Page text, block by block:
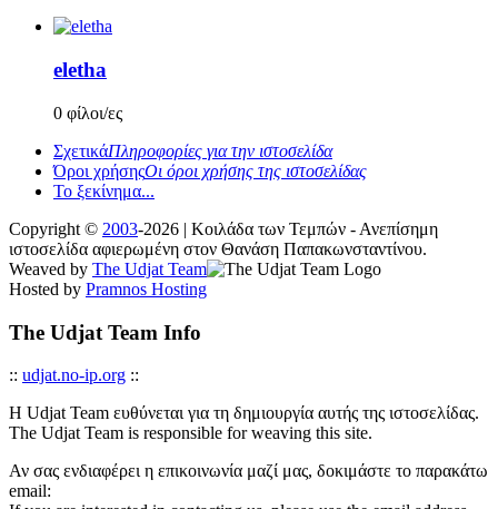
eletha
0 φίλοι/ες
ΣχετικάΠληροφορίες για την ιστοσελίδα
Όροι χρήσηςΟι όροι χρήσης της ιστοσελίδας
Το ξεκίνημα...
Copyright © 2003-2026 | Κοιλάδα των Τεμπών - Ανεπίσημη
ιστοσελίδα αφιερωμένη στον Θανάση Παπακωνσταντίνου.
Weaved by The Udjat Team
Hosted by Pramnos Hosting
The Udjat Team Info
:: udjat.no-ip.org ::
Η Udjat Team ευθύνεται για τη δημιουργία αυτής της ιστοσελίδας.
The Udjat Team is responsible for weaving this site.
Αν σας ενδιαφέρει η επικοινωνία μαζί μας, δοκιμάστε το παρακάτω
email: